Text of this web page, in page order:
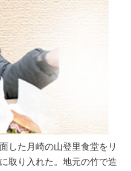
した月崎の山登里食堂をリ
取り入れた。地元の竹で造